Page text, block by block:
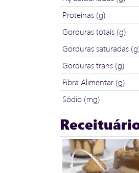
Proteínas (g)
Gorduras totais (g)
Gorduras saturadas
Gorduras trans (g)
Fibra Alimentar (g)
Sódio (mg)